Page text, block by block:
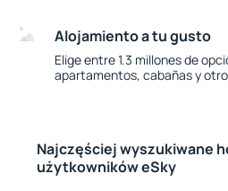
Alojamiento a tu gusto
Elige entre 1.3 millones de
apartamentos, cabañas y
Najczęściej wyszukiwane
użytkowników eSky